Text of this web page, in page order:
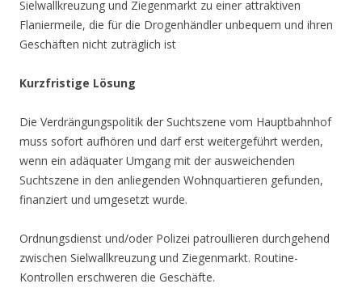
Sielwallkreuzung und Ziegenmarkt zu einer attraktiven
Flaniermeile, die für die Drogenhändler unbequem und ihren
Geschäften nicht zuträglich ist
Kurzfristige Lösung
Die Verdrängungspolitik der Suchtszene vom Hauptbahnhof
muss sofort aufhören und darf erst weitergeführt werden,
wenn ein adäquater Umgang mit der ausweichenden
Suchtszene in den anliegenden Wohnquartieren gefunden,
finanziert und umgesetzt wurde.
Ordnungsdienst und/oder Polizei patroullieren durchgehend
zwischen Sielwallkreuzung und Ziegenmarkt. Routine-
Kontrollen erschweren die Geschäfte.